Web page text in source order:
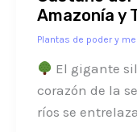
Amazonía y
Plantas de poder y
El gigante
corazón de la
ríos se